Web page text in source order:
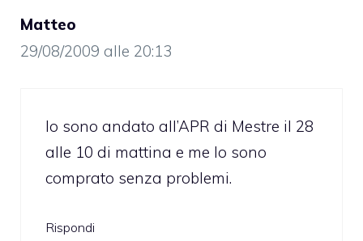
Matteo
29/08/2009 alle 20:13
Io sono andato all’APR di Mestre il 28
alle 10 di mattina e me lo sono
comprato senza problemi.
Rispondi